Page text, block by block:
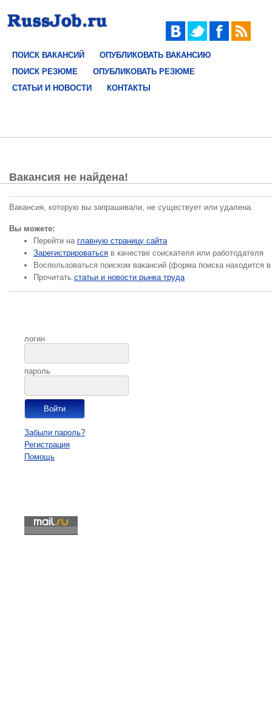
ПОИСК ВАКАНСИЙ
ОПУБЛИКОВАТЬ ВАКАНСИЮ
ПОИСК РЕЗЮМЕ
ОПУБЛИКОВАТЬ РЕЗЮМЕ
СТАТЬИ И НОВОСТИ
КОНТАКТЫ
Вакансия не найдена!
Вакансия, которую вы запрашивали, не существует или удалена.
Вы можете:
Перейти на главную страницу сайта
Зарегистрироваться в качестве соискателя или работодателя
Воспользоваться поиском вакансий (форма поиска находится
Прочитать статьи и новости рынка труда
логин
пароль
Забыли пароль?
Регистрация
Помощь